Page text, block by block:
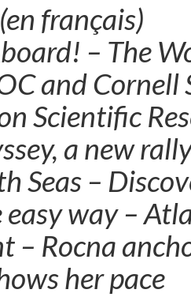
(en français)
– The
and Cornell
Scientific
a new
Seas –
easy way –
– Rocna
her pace